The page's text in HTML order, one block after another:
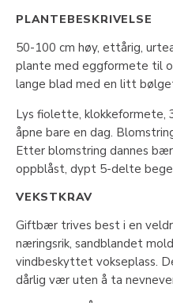
PLANTEBESKRIVELSE
50-100 cm høy, ettårig,
plante med eggformete til
lange blad med en litt
Lys fiolette, klokkeformete,
åpne bare en dag.
Etter blomstring dannes
oppblåst, dypt 5-delte
VEKSTKRAV
Giftbær trives best i en
næringsrik, sandblandet
vindbeskyttet vokseplass.
dårlig vær uten å ta